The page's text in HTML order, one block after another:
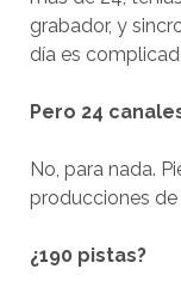
grabador, y
día es
Pero 24
No, para nada.
producciones de
¿190 pistas?